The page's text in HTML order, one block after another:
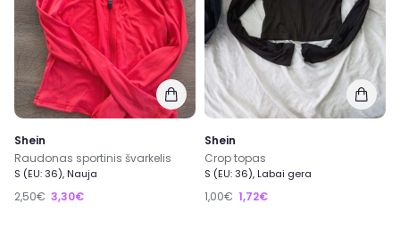
Shein
Raudonas sportinis švarkelis
S (EU: 36), Nauja
2,50€ 3,30€
Shein
Crop topas
S (EU: 36), Labai gera
1,00€ 1,72€